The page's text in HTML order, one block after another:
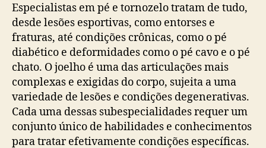
Especialistas em pé e tornozelo tratam de tudo,
desde lesões esportivas, como entorses e
fraturas, até condições crônicas, como o pé
diabético e deformidades como o pé cavo e o pé
chato. O joelho é uma das articulações mais
complexas e exigidas do corpo, sujeita a uma
variedade de lesões e condições degenerativas.
Cada uma dessas subespecialidades requer um
conjunto único de habilidades e conhecimentos
para tratar efetivamente condições específicas.